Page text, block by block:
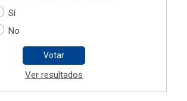
Sí
No
Votar
Ver resultados